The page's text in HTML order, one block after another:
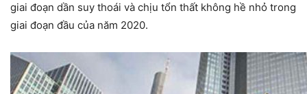
giai đoạn dần suy thoái và chịu tổn thất không hề nhỏ trong
giai đoạn đầu của năm 2020.